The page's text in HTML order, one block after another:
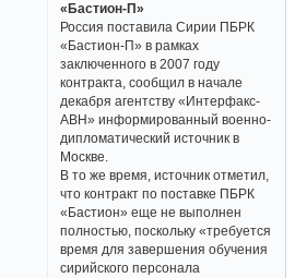
«Бастион-П»
Россия поставила Сирии ПБРК
«Бастион-П» в рамках
заключенного в 2007 году
контракта, сообщил в начале
декабря агентству «Интерфакс-
АВН» информированный военно-
дипломатический источник в
Москве.
В то же время, источник отметил,
что контракт по поставке ПБРК
«Бастион» еще не выполнен
полностью, поскольку «требуется
время для завершения обучения
сирийского персонала